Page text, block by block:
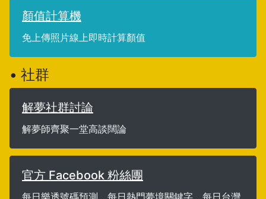
顏值計算機
免上傳照片線上即時計算顏值
• 社群
解夢社群討論
解夢師齊聚一堂高談闊論
官方 Facebook 粉絲團
每日樂透號碼預測、每日熱門夢境關鍵字、每日台灣